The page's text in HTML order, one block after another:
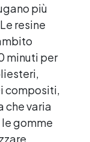
più
resine
minuti per
compositi,
che varia
le gomme